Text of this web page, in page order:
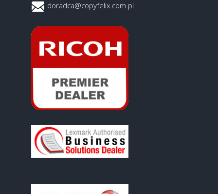
doradca@copyfelix.com.pl